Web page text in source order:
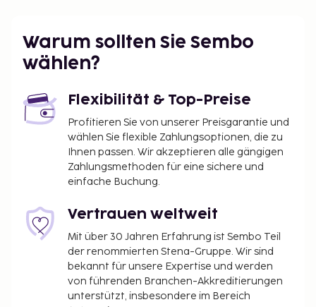
Warum sollten Sie Sembo
wählen?
Flexibilität & Top-Preise
Profitieren Sie von unserer Preisgarantie und
wählen Sie flexible Zahlungsoptionen, die zu
Ihnen passen. Wir akzeptieren alle gängigen
Zahlungsmethoden für eine sichere und
einfache Buchung.
Vertrauen weltweit
Mit über 30 Jahren Erfahrung ist Sembo Teil
der renommierten Stena-Gruppe. Wir sind
bekannt für unsere Expertise und werden
von führenden Branchen-Akkreditierungen
unterstützt, insbesondere im Bereich